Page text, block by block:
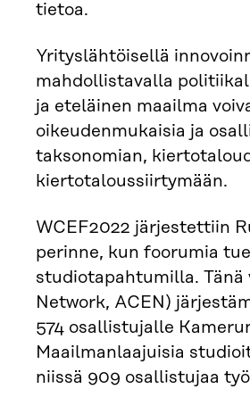
tietoa.
Yrityslähtöisellä
mahdollistavalla
ja eteläinen maailma
oikeudenmukaisia ja
taksonomian,
kiertotaloussiirtymään.
WCEF2022 järjestettiin
perinne, kun foorumia
studiotapahtumilla.
Network, ACEN)
574 osallistujalle
Maailmanlaajuisia
niissä 909 osallistujaa